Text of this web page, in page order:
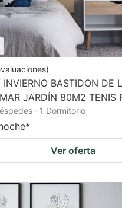
)
INVIERNO BASTIDON DE
JARDÍN 80M2 TENIS
· 1 Dormitorio
*
Ver oferta